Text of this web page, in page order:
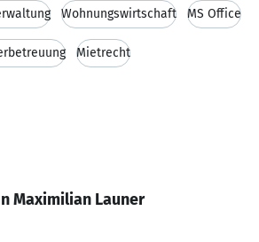
Wohnungswirtschaft MS Office
Mietrecht
Maximilian Launer